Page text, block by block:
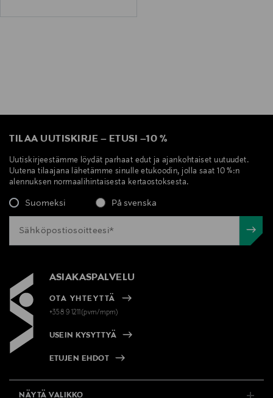
TILAA UUTISKIRJE – ETUSI –10 %
Uutiskirjeestämme löydät parhaat edut ja ajankohtaiset uutuudet.
Uutena tilaajana lähetämme sinulle etukoodin, jolla saat 10 %:n
alennuksen normaalihintaisesta kertaostoksesta.
Suomeksi På svenska
ASIAKASPALVELU
OTA YHTEYTTÄ
+358 9 1211(pvm/mpm)
USEIN KYSYTTYÄ
ETUJEN EHDOT
NÄYTÄ VALIKKO